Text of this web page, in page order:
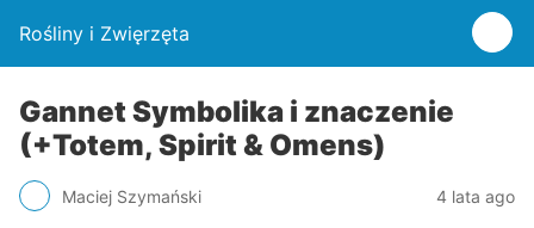
Rośliny i Zwięrzęta
Gannet Symbolika i znaczenie
(+Totem, Spirit & Omens)
Maciej Szymański 4 lata ago